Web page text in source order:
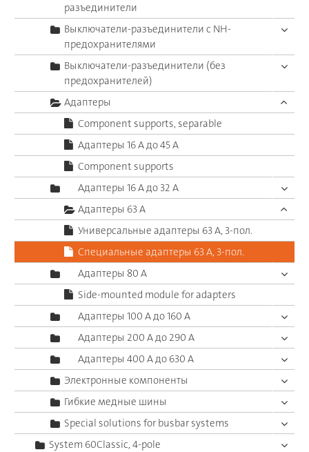
разъединители
Выключатели-разъединители с NH-
предохранителями
Выключатели-разъединители (без
предохранителей)
Адаптеры
Component supports, separable
Адаптеры 16 A до 45 A
Component supports
Адаптеры 16 A до 32 A
Адаптеры 63 A
Универсальные адаптеры 63 A, 3-пол.
Специальные адаптеры 63 A, 3-пол.
Адаптеры 80 A
Side-mounted module for adapters
Адаптеры 100 A до 160 A
Адаптеры 200 A до 290 A
Адаптеры 400 A до 630 A
Электронные компоненты
Гибкие медные шины
Special solutions for busbar systems
System 60Classic, 4-pole